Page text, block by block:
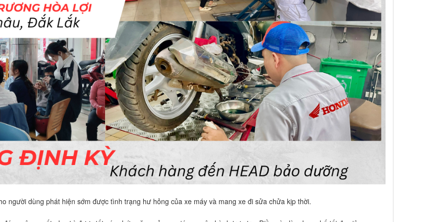
người dùng phát hiện sớm được tình trạng hư hỏng của xe máy và mang xe đi sửa chửa kịp thời.